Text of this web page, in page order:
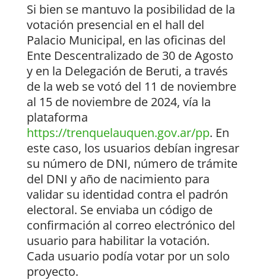
Si bien se mantuvo la posibilidad de la
votación presencial en el hall del
Palacio Municipal, en las oficinas del
Ente Descentralizado de 30 de Agosto
y en la Delegación de Beruti, a través
de la web se votó del 11 de noviembre
al 15 de noviembre de 2024, vía la
plataforma
https://trenquelauquen.gov.ar/pp. En
este caso, los usuarios debían ingresar
su número de DNI, número de trámite
del DNI y año de nacimiento para
validar su identidad contra el padrón
electoral. Se enviaba un código de
confirmación al correo electrónico del
usuario para habilitar la votación.
Cada usuario podía votar por un solo
proyecto.